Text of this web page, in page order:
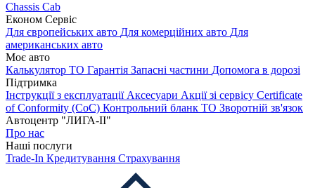
Chassis Cab
Економ Сервіс
Для європейських авто Для комерційних авто Для
американських авто
Моє авто
Калькулятор ТО Гарантія Запасні частини Допомога в дорозі
Підтримка
Інструкції з експлуатації Аксесуари Акції зі сервісу Certificate
of Conformity (CoC) Контрольний бланк ТО Зворотній зв'язок
Автоцентр "ЛИГА-ІІ"
Про нас
Наші послуги
Trade-In Кредитування Страхування